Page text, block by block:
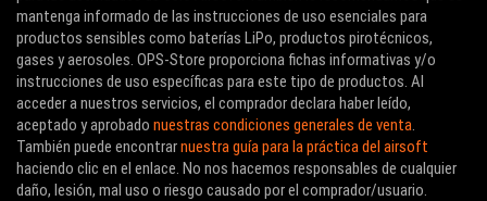
mantenga informado de las instrucciones de uso esenciales para
productos sensibles como baterías LiPo, productos pirotécnicos,
gases y aerosoles. OPS-Store proporciona fichas informativas y/o
instrucciones de uso específicas para este tipo de productos. Al
acceder a nuestros servicios, el comprador declara haber leído,
aceptado y aprobado nuestras condiciones generales de venta
También puede encontrarnuestra guía para la práctica del airsoft
haciendo clic en el enlace. No nos hacemos responsables de cualquier
daño, lesión, mal uso o riesgo causado por el comprador/usuario.